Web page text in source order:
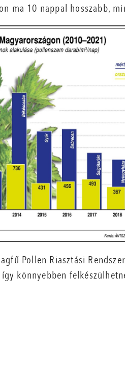
ma 10 nappal hosszabb,
Pollen Riasztási
könnyebben